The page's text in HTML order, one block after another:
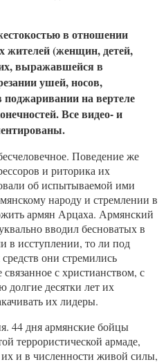
в отношении
(женщин, детей,
выражавшейся в
ушей, носов,
на вертеле
Все видео- и
Поведение же
и риторика их
об испытываемой ими
народу и стремлении в
армян Арцаха. Армянский
вводил бесноватых в
в исступлении, то ли под
они стремились
с христианством, с
долгие десятки лет их
их лидеры.
44 дня армянские бойцы
террористической армаде,
и в численности живой силы,